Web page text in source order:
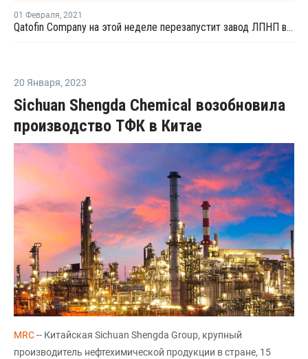
01 Февраля, 2021
Qatofin Company на этой неделе перезапустит завод ЛПНП в Катаре после внепланового ремонта
20 Января, 2023
Sichuan Shengda Chemical возобновила
производство ТФК в Китае
MRC-- Китайская Sichuan Shengda Group, крупный
производитель нефтехимической продукции в стране, 15